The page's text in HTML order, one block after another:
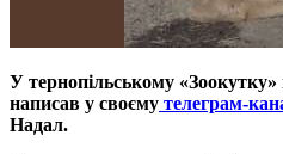
У тернопільському
написав у своєму телеграм-
Надал.